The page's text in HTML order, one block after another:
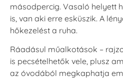
másodpercig. Vasaló helyett
is, van aki erre esküszik. A
hőkezelést a ruha.
Ráadásul műalkotások –
is pecsételhetők vele, plusz
az óvodából megkaphatja